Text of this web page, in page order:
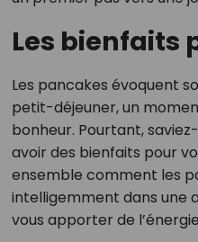
Les bienfaits
Les pancakes évoquent
petit-déjeuner, un
bonheur. Pourtant,
avoir des bienfaits pour
ensemble comment les
intelligemment dans une
vous apporter de